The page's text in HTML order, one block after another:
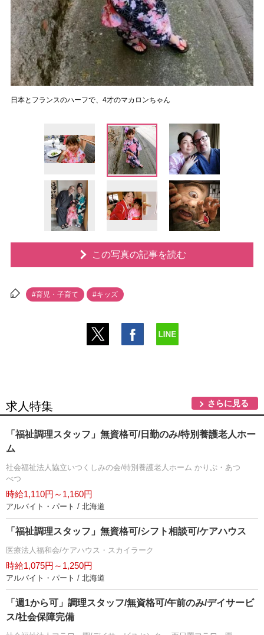
日本とフランスのハーフで、4才のマカロンちゃん
この写真の記事を読む
#育児・子育て #キッズ
求人特集 さらに見る
「福祉調理スタッフ」無資格可/日勤のみ/特別養護老人ホー
ム
社会福祉法人協立いつくしみの会/特別養護老人ホーム かりぷ・あつ
べつ
時給1,110円～1,160円
アルバイト・パート / 北海道
「福祉調理スタッフ」無資格可/シフト相談可/ケアハウス
医療法人福和会/ケアハウス・スカイラーク
時給1,075円～1,250円
アルバイト・パート / 北海道
「週1から可」調理スタッフ/無資格可/午前のみ/デイサービ
ス/社会保障完備